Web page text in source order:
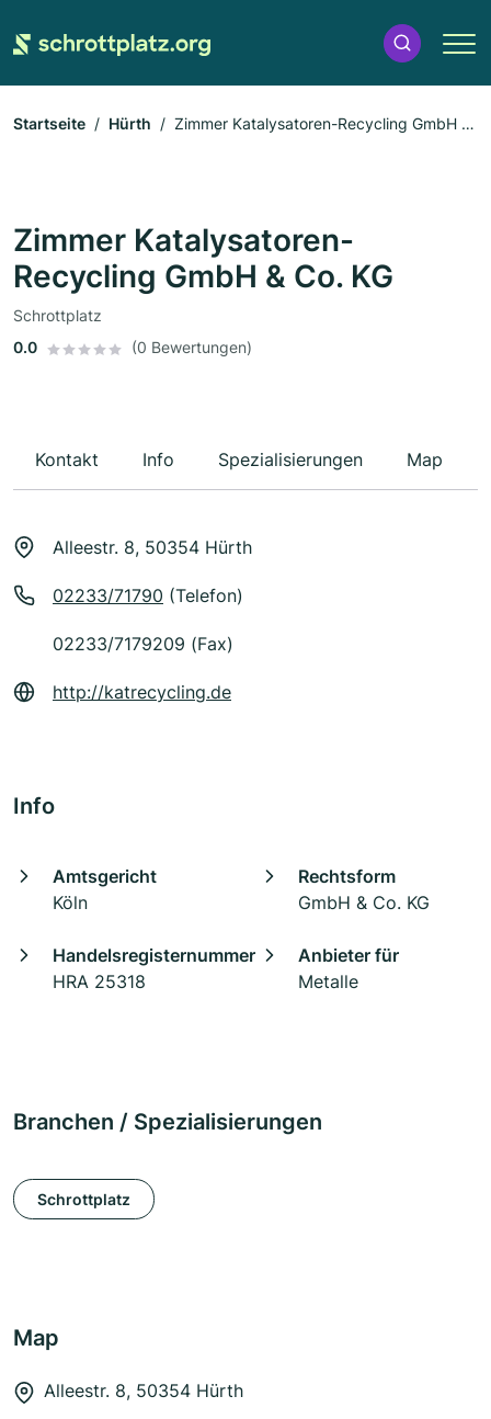
Startseite Hürth
Zimmer Katalysatoren-Recycling GmbH &
Zimmer Katalysatoren-
Recycling GmbH & Co. KG
Schrottplatz
0.0
(0 Bewertungen)
Kontakt Info Spezialisierungen Map
Alleestr. 8, 50354 Hürth
02233/71790 (Telefon)
02233/7179209 (Fax)
http://katrecycling.de
Info
Amtsgericht
Köln
Rechtsform
GmbH & Co. KG
Handelsregisternummer
HRA 25318
Anbieter für
Metalle
Branchen / Spezialisierungen
Schrottplatz
Map
Alleestr. 8, 50354 Hürth